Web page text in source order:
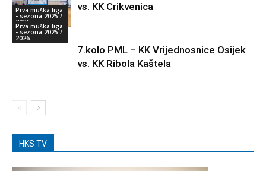
Prva muška liga
- sezona 2025 /
2026
vs. KK Crikvenica
Prva muška liga
- sezona 2025 /
2026
7.kolo PML – KK Vrijednosnice Osijek
vs. KK Ribola Kaštela
HKS TV